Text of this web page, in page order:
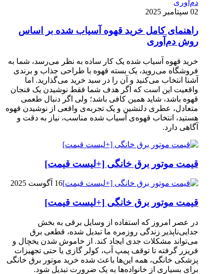
02 سپتامبر 2025
راهنمای کامل خرید قهوه آسیاب شده بر اساس
روش دم‌آوری
خرید قهوه آسیاب شده یک کار ساده به نظر می‌رسد، شما به
فروشگاه می‌روید، یک بسته قهوه با طراحی جذاب و برندی
آشنا انتخاب می‌کنید و آن را در سبد خرید می‌گذارید. اما
واقعیت این است که اگر هدف شما فقط نوشیدن یک فنجان
قهوه باشد، شاید همین کافی باشد؛ ولی اگر دنبال طعمی
متعادل، عطری دلنشین و یک تجربه‌ی واقعی از نوشیدن قهوه
هستید، انتخاب قهوه‌ی آسیاب شده مناسب، نیاز به دقت و
آگاهی دارد.
قیمت موتور برق خانگی [+لیست قیمت]
16 آگوست 2025
قیمت موتور برق خانگی [+لیست قیمت]
در عصر امروز که استفاده از وسایل برقی به بخش
جدایی‌ناپذیر زندگی روزمره ما تبدیل شده، قطعی برق
می‌تواند مشکلات جدی ایجاد کند. از خاموش شدن یخچال و
فریزر گرفته تا توقف پمپ آب، کولر گازی یا حتی تجهیزات
پزشکی خانگی، همه این‌ها باعث شده خرید موتور برق خانگی
برای بسیاری از خانواده‌ها به یک ضرورت تبدیل شود.